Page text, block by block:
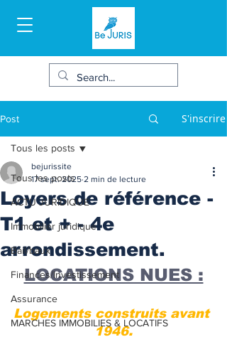
Post S'inscrire
Tous les posts
ACTU JURIDIQUE
Immobilier juridique
Bail/baux
Finances/Investissement
Assurance
MARCHES IMMOBILIES & LOCATIFS
Tous les posts
Loyers de référence -
T1 et + - 4e
arrondissement.
bejurissite
17 sept. 2025 2 min de lecture
LOCATIONS NUES :
Logements construits avant
1946.